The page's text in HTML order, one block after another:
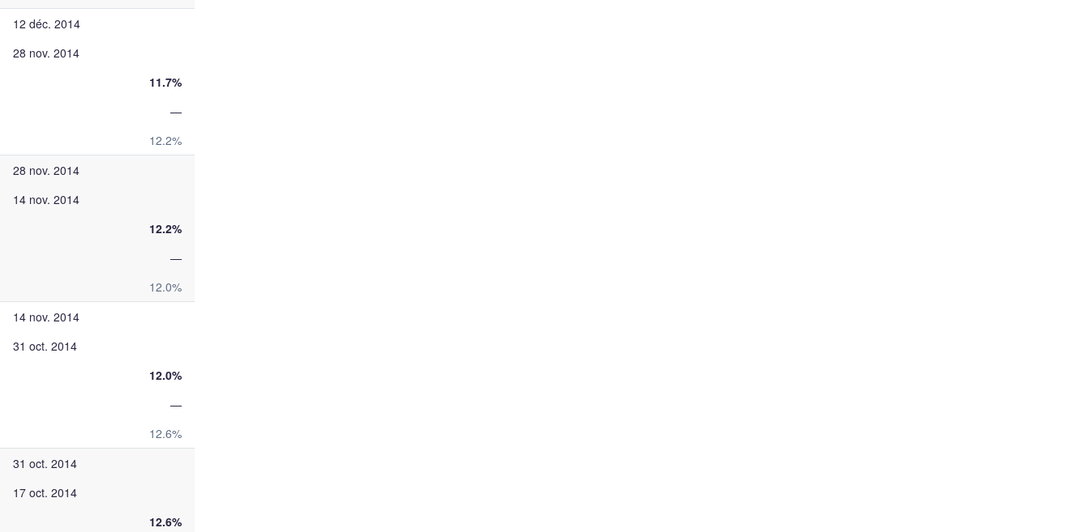
12 déc. 2014
28 nov. 2014
11.7%
—
12.2%
28 nov. 2014
14 nov. 2014
12.2%
—
12.0%
14 nov. 2014
31 oct. 2014
12.0%
—
12.6%
31 oct. 2014
17 oct. 2014
12.6%